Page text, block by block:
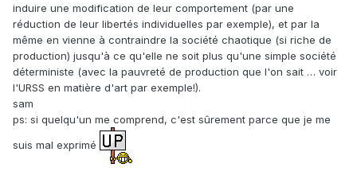
induire une modification de leur comportement (par une
réduction de leur libertés individuelles par exemple), et par la
même en vienne à contraindre la société chaotique (si riche de
production) jusqu'à ce qu'elle ne soit plus qu'une simple société
déterministe (avec la pauvreté de production que l'on sait … voir
l'URSS en matière d'art par exemple!).
sam
ps: si quelqu'un me comprend, c'est sûrement parce que je me
suis mal exprimé